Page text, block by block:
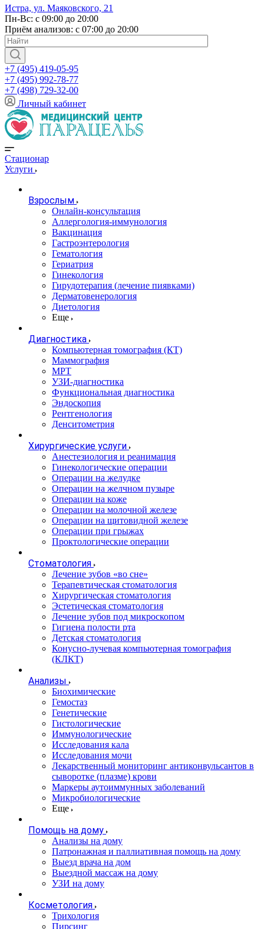
Истра, ул. Маяковского, 21
Пн-Вс: с 09:00 до 20:00
Приём анализов: с 07:00 до 20:00
+7 (495) 419-05-95
+7 (495) 992-78-77
+7 (498) 729-32-00
Личный кабинет
Стационар
Услуги
Взрослым
Онлайн-консультация
Аллергология-иммунология
Вакцинация
Гастроэнтерология
Гематология
Гериатрия
Гинекология
Гирудотерапия (лечение пиявками)
Дерматовенерология
Диетология
Еще
Диагностика
Компьютерная томография (КТ)
Маммография
МРТ
УЗИ-диагностика
Функциональная диагностика
Эндоскопия
Рентгенология
Денситометрия
Хирургические услуги
Анестезиология и реанимация
Гинекологические операции
Операции на желудке
Операции на желчном пузыре
Операции на коже
Операции на молочной железе
Операции на щитовидной железе
Операции при грыжах
Проктологические операции
Стоматология
Лечение зубов «во сне»
Терапевтическая стоматология
Хирургическая стоматология
Эстетическая стоматология
Лечение зубов под микроскопом
Гигиена полости рта
Детская стоматология
Конусно-лучевая компьютерная томография
(КЛКТ)
Анализы
Биохимические
Гемостаз
Генетические
Гистологические
Иммунологические
Исследования кала
Исследования мочи
Лекарственный мониторинг антиконвульсантов в
сыворотке (плазме) крови
Маркеры аутоиммунных заболеваний
Микробиологические
Еще
Помощь на дому
Анализы на дому
Патронажная и паллиативная помощь на дому
Выезд врача на дом
Выездной массаж на дому
УЗИ на дому
Косметология
Трихология
Пирсинг